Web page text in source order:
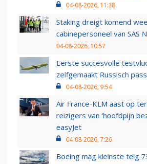
04-08-2026, 11:38
Staking dreigt komend
cabinepersoneel van SAS
04-08-2026, 10:57
Eerste succesvolle
zelfgemaakt Russisch
04-08-2026, 9:54
Air France-KLM aast op
reizigers van ‘hoofdpijn
easyJet
04-08-2026, 7:26
Boeing mag kleinste telg